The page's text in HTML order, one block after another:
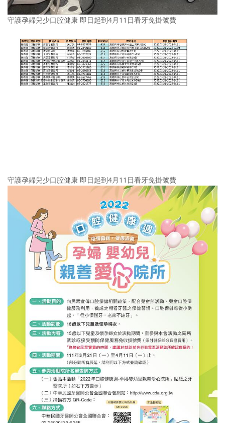
守護孕婦兒少口腔健康 即日起到4月11日看牙免掛號費
守護孕婦兒少口腔健康 即日起到4月11日看牙免掛號費